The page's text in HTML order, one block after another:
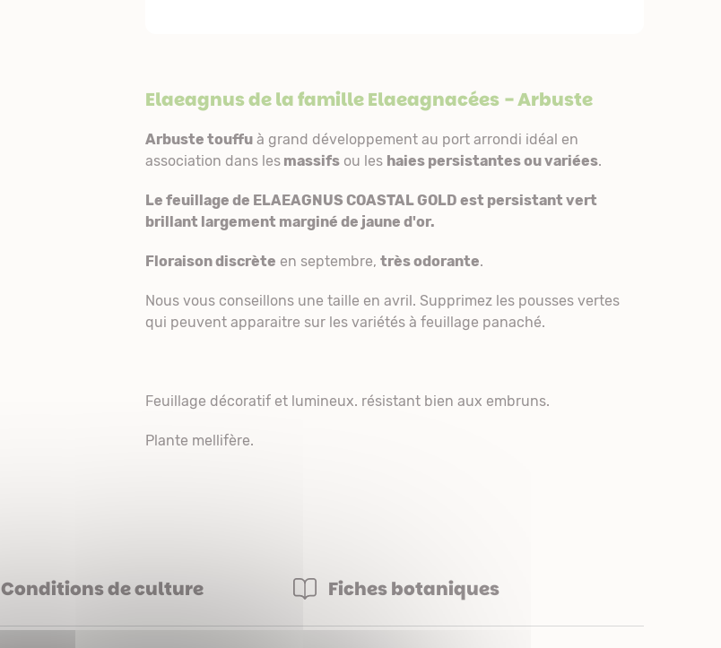
Elaeagnus de la familleElaeagnacées - Arbuste
Arbuste touffu à grand développement au port arrondi idéal en
association dans les massifs ou les haies persistantes ou variées.
Le feuillage de ELAEAGNUS COASTAL GOLD est persistant vert
brillant largement marginé de jaune d'or.
Floraison discrète en septembre, très odorante.
Nous vous conseillons une taille en avril. Supprimez les pousses vertes
qui peuvent apparaitre sur les variétés à feuillage panaché.
Feuillage décoratif et lumineux. résistant bien aux embruns.
Plante mellifère.
Conditions de culture Fiches botaniques